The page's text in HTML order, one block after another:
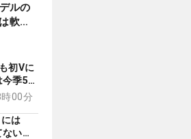
ルの
軟鉄
初Vに
季5度
っと上
00分
は
いか